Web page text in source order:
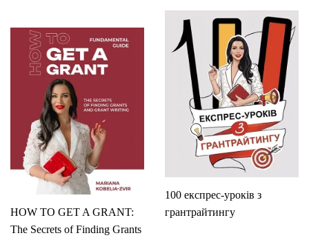
100 експрес-уроків з
грантрайтингу
HOW TO GET A GRANT:
The Secrets of Finding Grants